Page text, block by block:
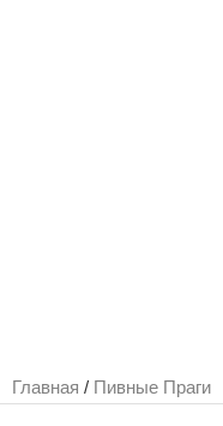
Главная / Пивные Праги